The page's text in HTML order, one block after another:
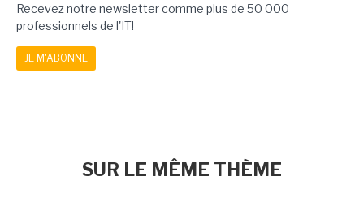
Recevez notre newsletter comme plus de 50 000
professionnels de l'IT!
JE M'ABONNE
SUR LE MÊME THÈME